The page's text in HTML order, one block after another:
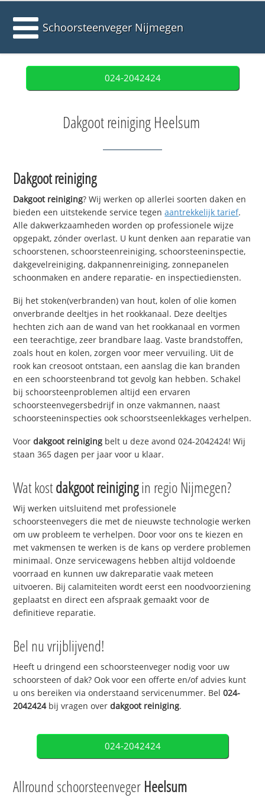
Schoorsteenveger Nijmegen
024-2042424
Dakgoot reiniging Heelsum
Dakgoot reiniging
Dakgoot reiniging? Wij werken op allerlei soorten daken en
bieden een uitstekende service tegenaantrekkelijk tarief.
Alle dakwerkzaamheden worden op professionele wijze
opgepakt, zónder overlast. U kunt denken aan reparatie van
schoorstenen, schoorsteenreiniging, schoorsteeninspectie,
dakgevelreiniging, dakpannenreiniging, zonnepanelen
schoonmaken en andere reparatie- en inspectiediensten.
Bij het stoken(verbranden) van hout, kolen of olie komen
onverbrande deeltjes in het rookkanaal. Deze deeltjes
hechten zich aan de wand van het rookkanaal en vormen
een teerachtige, zeer brandbare laag. Vaste brandstoffen,
zoals hout en kolen, zorgen voor meer vervuiling. Uit de
rook kan creosoot ontstaan, een aanslag die kan branden
en een schoorsteenbrand tot gevolg kan hebben. Schakel
bij schoorsteenproblemen altijd een ervaren
schoorsteenvegersbedrijf in onze vakmannen, naast
schoorsteeninspecties ook schoorstseenlekkages verhelpen.
Voordakgoot reiniging belt u deze avond 024-2042424! Wij
staan 365 dagen per jaar voor u klaar.
Wat kostdakgoot reinigingin regio Nijmegen?
Wij werken uitsluitend met professionele
schoorsteenvegers die met de nieuwste technologie werken
om uw probleem te verhelpen. Door voor ons te kiezen en
met vakmensen te werken is de kans op verdere problemen
minimaal. Onze servicewagens hebben altijd voldoende
voorraad en kunnen uw dakreparatie vaak meteen
uitvoeren. Bij calamiteiten wordt eerst een noodvoorziening
geplaatst en direct een afspraak gemaakt voor de
definitieve reparatie.
Bel nu vrijblijvend!
Heeft u dringend een schoorsteenveger nodig voor uw
schoorsteen of dak? Ook voor een offerte en/of advies kunt
u ons bereiken via onderstaand servicenummer. Bel024-
2042424bij vragen overdakgoot reiniging.
024-2042424
Allround schoorsteenveger Heelsum